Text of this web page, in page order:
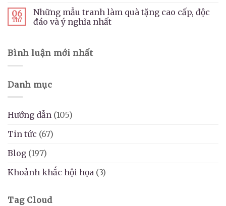
06
Th7
Những mẫu tranh làm quà tặng cao cấp, độc
đáo và ý nghĩa nhất
Bình luận mới nhất
Danh mục
Hướng dẫn (105)
Tin tức (67)
Blog (197)
Khoảnh khắc hội họa (3)
Tag Cloud